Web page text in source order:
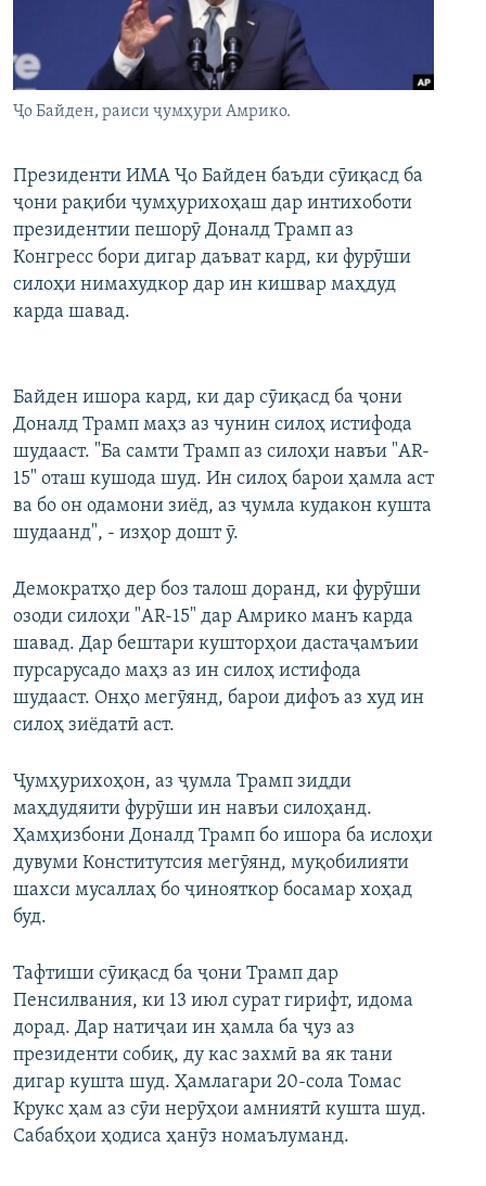
ГУЗОРИШҲОИ РАДИОӢ
Ҳамаи сомонаҳои RFE/RL
Ҷо Байден, раиси ҷумҳури Амрико.
Президенти ИМА Ҷо Байден баъди сӯиқасд ба
ҷони рақиби ҷумҳурихоҳаш дар интихоботи
президентии пешорӯ Доналд Трамп аз
Конгресс бори дигар даъват кард, ки фурӯши
силоҳи нимахудкор дар ин кишвар маҳдуд
карда шавад.
Байден ишора кард, ки дар сӯиқасд ба ҷони
Доналд Трамп маҳз аз чунин силоҳ истифода
шудааст. "Ба самти Трамп аз силоҳи навъи "AR-
15" оташ кушода шуд. Ин силоҳ барои ҳамла аст
ва бо он одамони зиёд, аз ҷумла кудакон кушта
шудаанд", - изҳор дошт ӯ.
Демократҳо дер боз талош доранд, ки фурӯши
озоди силоҳи "AR-15" дар Амрико манъ карда
шавад. Дар бештари кушторҳои дастаҷамъии
пурсарусадо маҳз аз ин силоҳ истифода
шудааст. Онҳо мегӯянд, барои дифоъ аз худ ин
силоҳ зиёдатӣ аст.
Ҷумҳурихоҳон, аз ҷумла Трамп зидди
маҳдудяити фурӯши ин навъи силоҳанд.
Ҳамҳизбони Доналд Трамп бо ишора ба ислоҳи
дувуми Конститутсия мегӯянд, муқобилияти
шахси мусаллаҳ бо ҷинояткор босамар хоҳад
буд.
Тафтиши сӯиқасд ба ҷони Трамп дар
Пенсилвания, ки 13 июл сурат гирифт, идома
дорад. Дар натиҷаи ин ҳамла ба ҷуз аз
президенти собиқ, ду кас захмӣ ва як тани
дигар кушта шуд. Ҳамлагари 20-сола Томас
Крукс ҳам аз сӯи нерӯҳои амниятӣ кушта шуд.
Сабабҳои ҳодиса ҳанӯз номаълуманд.